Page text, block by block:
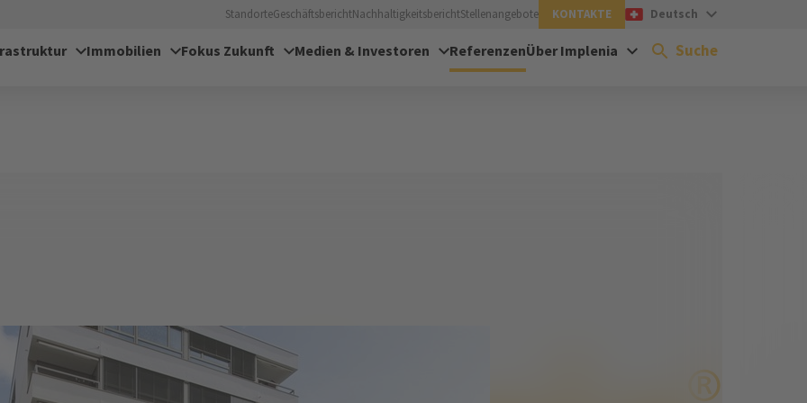
StandorteGeschäftsberichtNachhaltigkeitsberichtStellenangebote KONTAKTE Deutsch
Immobilien Fokus Zukunft Medien & Investoren ReferenzenÜber Implenia Suche